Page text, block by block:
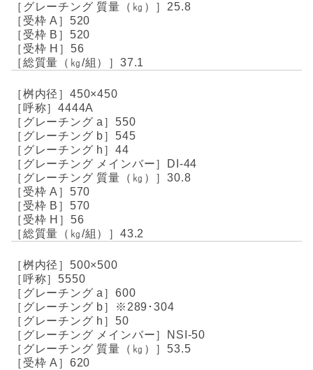
25.8
520
520
56
37.1
450×450
4444A
550
545
44
DI-44
30.8
570
570
56
43.2
500×500
5550
600
※289･304
50
NSI-50
53.5
620